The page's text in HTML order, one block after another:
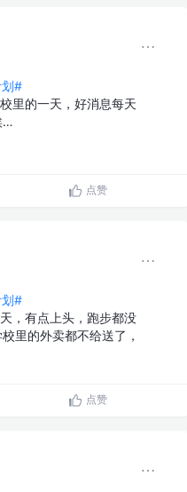
划#
里的一天，好消息每天
…
点赞
划#
，有点上头，跑步都没
里的外卖都不给送了，
点赞